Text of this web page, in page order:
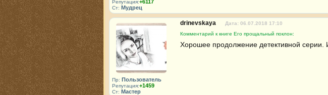
Репутация:+6117
Ст: Мудрец
Пр: Пользователь
Репутация:+1459
Ст: Мастер
drinevskaya
Дата: 06.07.2018 17:10
Комментарий к книге Его прощальный поклон:
Хорошее продолжение детективной серии.